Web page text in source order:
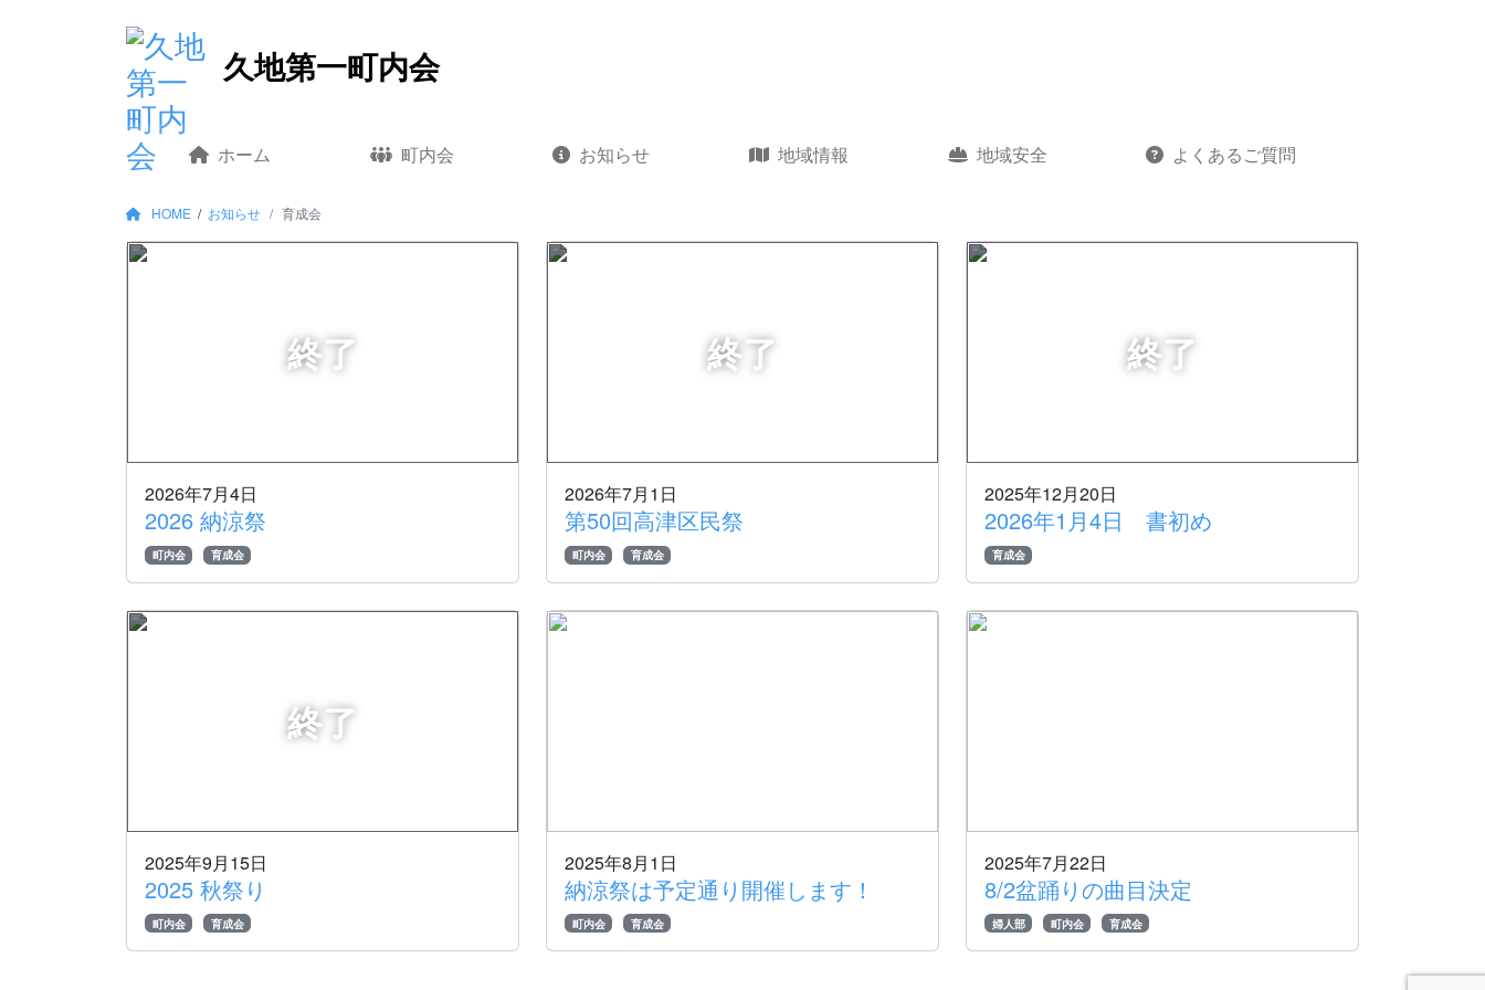
久地第一町内会
ホーム 町内会 お知らせ 地域情報 地域安全 よくあるご質問
HOME / お知らせ 育成会
2026年7月4日
2026 納涼祭
町内会 育成会
2026年7月1日
第50回高津区民祭
町内会 育成会
2025年12月20日
2026年1月4日 書初め
育成会
2025年9月15日
2025 秋祭り
町内会 育成会
2025年8月1日
納涼祭は予定通り開催します！
町内会 育成会
2025年7月22日
8/2盆踊りの曲目決定
婦人部 町内会 育成会